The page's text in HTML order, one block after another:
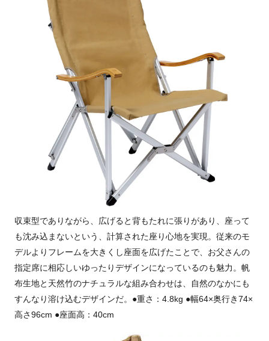
収束型でありながら、広げると背もたれに張りがあり、座って
も沈み込まないという、計算された座り心地を実現。従来のモ
デルよりフレームを大きくし座面を広げたことで、お父さんの
指定席に相応しいゆったりデザインになっているのも魅力。帆
布生地と天然竹のナチュラルな組み合わせは、自然のなかにも
すんなり溶け込むデザインだ。●重さ：4.8kg ●幅64×奥行き74×
高さ96cm ●座面高：40cm